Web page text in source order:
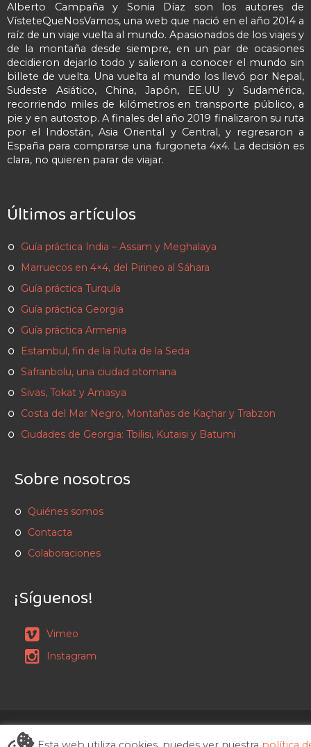
Alberto Campaña y Sonia Díaz son los autores de
VísteteQueNosVamos, una web que nació en el año 2014 a
raíz de un viaje vuelta al mundo. Apasionados de los viajes y
de la montaña desde siempre, en un par de ocasiones
decidieron dejarlo todo y salieron a conocer el mundo sin
billete de vuelta. Una vuelta al mundo los llevó por Nepal,
Sudeste Asiático, China, Japón, EE.UU y Sudamérica,
recorriendo miles de kilómetros en transporte público, a
pie y en autostop. A finales del año 2019 finalizaron su ruta
por el Indostán, Asia Oriental y Central, y regresaron a
España para comprarse una furgoneta 4x4. La decisión es
clara, no quieren parar de viajar.
Últimos artículos
Guía práctica India – Assam y Meghalaya
Marruecos en 4×4, del Pirineo al Sáhara
Guía práctica Turquía
Guía práctica Georgia
Guía práctica Armenia
Estambul, fin de la Ruta de la Seda
Safranbolu, una ciudad otomana
Sivas, Tokat y Amasya
Costa del Mar Negro, Montañas de Kaçhar y Trabzon
Ciudades de Georgia: Tbilisi, Kutaisi y Batumi
Sobre nosotros
Quiénes somos
Contacta
Colaboraciones
¡Síguenos!
Vimeo
Instagram
VísteteQueNosVamos 2014 - 2026